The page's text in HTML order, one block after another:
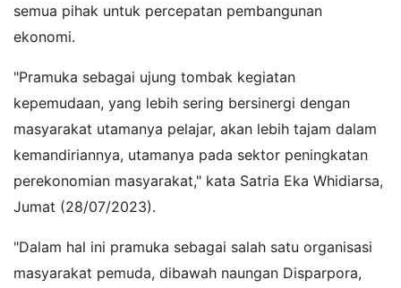
semua pihak untuk percepatan pembangunan
ekonomi.
"Pramuka sebagai ujung tombak kegiatan
kepemudaan, yang lebih sering bersinergi dengan
masyarakat utamanya pelajar, akan lebih tajam dalam
kemandiriannya, utamanya pada sektor peningkatan
perekonomian masyarakat," kata Satria Eka Whidiarsa,
Jumat (28/07/2023).
"Dalam hal ini pramuka sebagai salah satu organisasi
masyarakat pemuda, dibawah naungan Disparpora,